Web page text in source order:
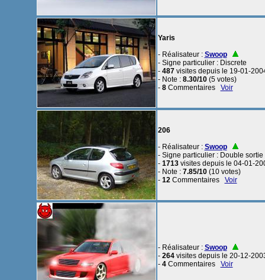
Yaris
- Réalisateur : Swoop
- Signe particulier : Discrete
- 487visites depuis le 19-01-
- Note : 8.30/10(5 votes)
- 8Commentaires Voir
206
- Réalisateur : Swoop
- Signe particulier : Double sortie
- 1713visites depuis le 04-01-
- Note : 7.85/10(10 votes)
- 12Commentaires Voir
- Réalisateur : Swoop
- 264visites depuis le 20-12-
- 4Commentaires Voir